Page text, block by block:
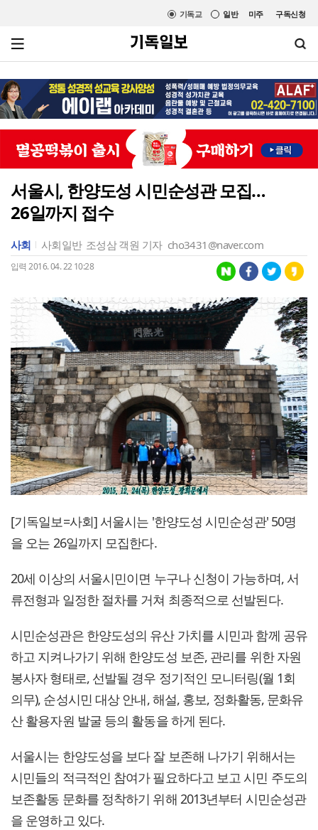
미주 구독신청
일반
기독교
서울시, 한양도성 시민순성관 모집…
26일까지 접수
사회 사회일반 조성삼 객원 기자 cho3431@naver.com
입력 2016. 04. 22 10:28
[기독일보=사회] 서울시는 '한양도성 시민순성관' 50명
을 오는 26일까지 모집한다.
20세 이상의 서울시민이면 누구나 신청이 가능하며, 서
류전형과 일정한 절차를 거쳐 최종적으로 선발된다.
시민순성관은 한양도성의 유산 가치를 시민과 함께 공유
하고 지켜나가기 위해 한양도성 보존, 관리를 위한 자원
봉사자 형태로, 선발될 경우 정기적인 모니터링(월 1회
의무), 순성시민 대상 안내, 해설, 홍보, 정화활동, 문화유
산 활용자원 발굴 등의 활동을 하게 된다.
서울시는 한양도성을 보다 잘 보존해 나가기 위해서는
시민들의 적극적인 참여가 필요하다고 보고 시민 주도의
보존활동 문화를 정착하기 위해 2013년부터 시민순성관
을 운영하고 있다.